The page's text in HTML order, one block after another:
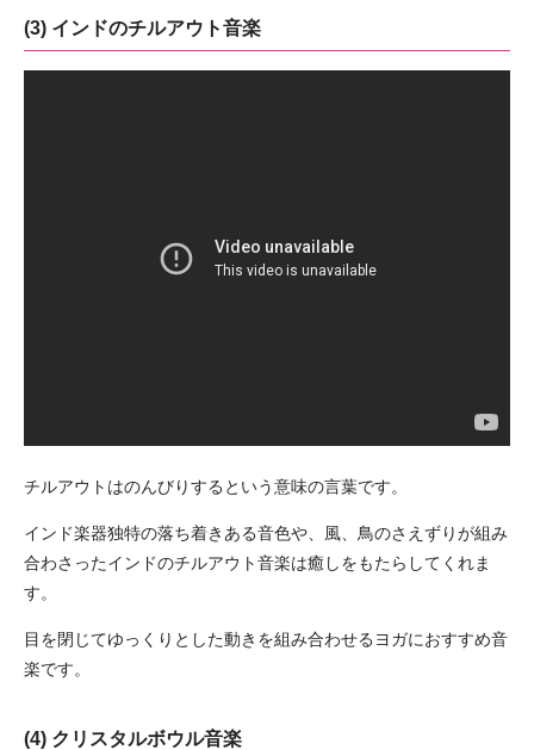
(3) インドのチルアウト音楽
チルアウトはのんびりするという意味の言葉です。
インド楽器独特の落ち着きある音色や、風、鳥のさえずりが組み
合わさったインドのチルアウト音楽は癒しをもたらしてくれま
す。
目を閉じてゆっくりとした動きを組み合わせるヨガにおすすめ音
楽です。
(4) クリスタルボウル音楽